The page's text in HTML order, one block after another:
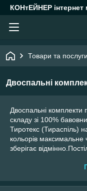
КОНтЕЙНЕР інтернет
Товари та послуги
Двоспальні
Двоспальні комплекти
складу зі 100%
Тиротекс (Тираспіль)
кольорів
зберігає
відрізнятися від фото
викликає алергії